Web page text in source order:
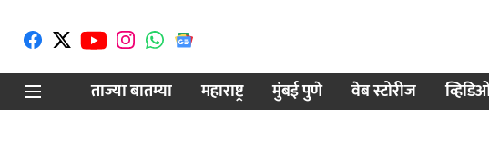
ताज्या बातम्या
महाराष्ट्र मुंबई पुणे वेब स्टोरीज